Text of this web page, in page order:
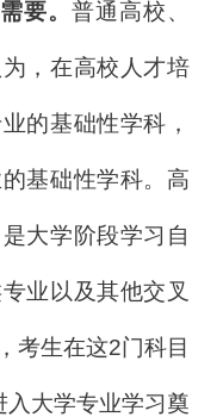
要。 普通高校、
，在高校人才培
的基础性学科，
基础性学科。高
大学阶段学习自
业以及其他交叉
考生在这2门科目
大学专业学习奠